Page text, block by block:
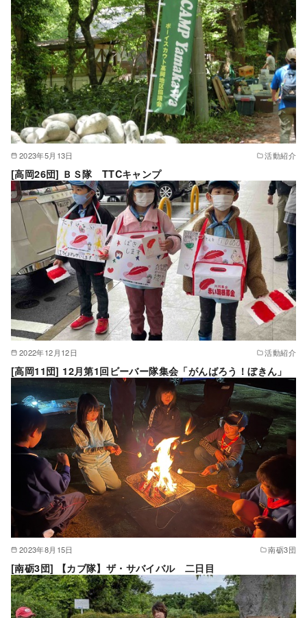
2023年5月13日 活動紹介
[高岡26団] ＢＳ隊 TTCキャンプ
2022年12月12日 活動紹介
[高岡11団] 12月第1回ビーバー隊集会「がんばろう！ぼきん」
2023年8月15日 南砺3団
[南砺3団] 【カブ隊】ザ・サバイバル 二日目